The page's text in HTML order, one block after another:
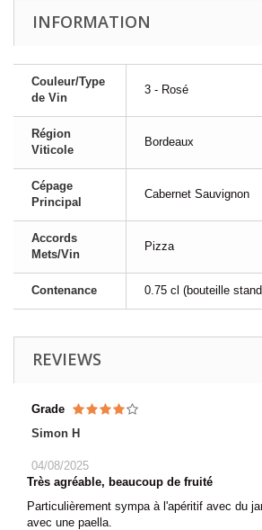
INFORMATION
Couleur/Type
de Vin
3 - Rosé
Région
Viticole
Bordeaux
Cépage
Principal
Cabernet Sauvignon
Accords
Mets/Vin
Pizza
Contenance 0.75 cl (bouteille
REVIEWS
Grade
Simon H
04/08/2025
Très agréable, beaucoup de fruité
Particulièrement sympa à l'apéritif avec du
avec une paella.